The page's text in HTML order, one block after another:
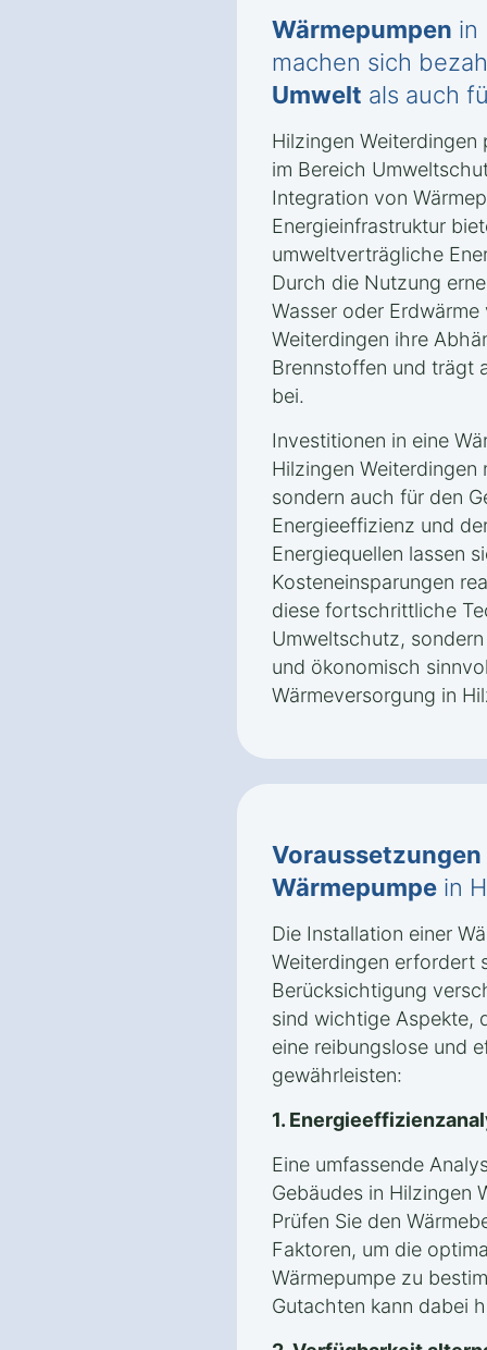
Wärmepumpen in
machen sich
Umwelt als auch
Hilzingen
im Bereich
Integration von
Energieinfrastruktur
umweltverträgliche
Durch die Nutzung
Wasser oder
Weiterdingen ihre
Brennstoffen und trägt
bei.
Investitionen in eine
Hilzingen
sondern auch für den
Energieeffizienz und
Energiequellen lassen
Kosteneinsparungen
diese fortschrittliche
Umweltschutz,
und ökonomisch
Wärmeversorgung in
Voraussetzungen
Wärmepumpe in
Die Installation einer
Weiterdingen erfordert
Berücksichtigung
sind wichtige Aspekte,
eine reibungslose und
gewährleisten:
1.
Eine umfassende
Gebäudes in Hilzingen
Prüfen Sie den
Faktoren, um die
Wärmepumpe zu
Gutachten kann dabei